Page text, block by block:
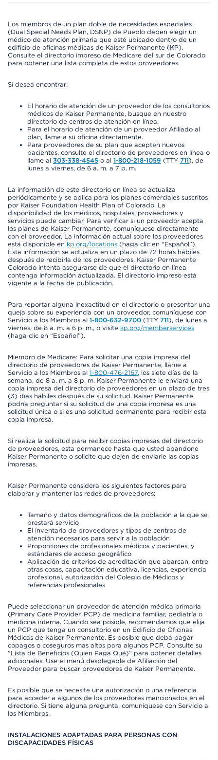
Los miembros de un plan doble de necesidades especiales
(Dual Special Needs Plan, DSNP) de Pueblo deben elegir un
médico de atención primaria que esté ubicado dentro de un
edificio de oficinas médicas de Kaiser Permanente (KP).
Consulte el directorio impreso de Medicare del sur de Colorado
para obtener una lista completa de estos proveedores.
Si desea encontrar:
El horario de atención de un proveedor de los consultorios
médicos de Kaiser Permanente, busque en nuestro
directorio de centros de atención en línea.
Para el horario de atención de un proveedor Afiliado al
plan, llame a su oficina directamente.
Para proveedores de su plan que acepten nuevos
pacientes, consulte el directorio de proveedores en línea o
llame al 303-338-4545 o al 1-800-218-1059 (TTY 711), de
lunes a viernes, de 6 a. m. a 7 p. m.
La información de este directorio en línea se actualiza
periódicamente y se aplica para los planes comerciales suscritos
por Kaiser Foundation Health Plan of Colorado. La
disponibilidad de los médicos, hospitales, proveedores y
servicios puede cambiar. Para verificar si un proveedor acepta
los planes de Kaiser Permanente, comuníquese directamente
con el proveedor. La información actual sobre los proveedores
está disponible en kp.org/locations (haga clic en “Español”).
Esta información se actualiza en un plazo de 72 horas hábiles
después de recibirla de los proveedores. Kaiser Permanente
Colorado intenta asegurarse de que el directorio en línea
contenga información actualizada. El directorio impreso está
vigente a la fecha de publicación.
Para reportar alguna inexactitud en el directorio o presentar una
queja sobre su experiencia con un proveedor, comuníquese con
Servicio a los Miembros al 1-800-632-9700 (TTY 711), de lunes a
viernes, de 8 a. m. a 6 p. m., o visite kp.org/memberservices
(haga clic en “Español”).
Miembro de Medicare: Para solicitar una copia impresa del
directorio de proveedores de Kaiser Permanente, llame a
Servicio a los Miembros al 1-800-476-2167, los siete días de la
semana, de 8 a. m. a 8 p. m. Kaiser Permanente le enviará una
copia impresa del directorio de proveedores en un plazo de tres
(3) días hábiles después de su solicitud. Kaiser Permanente
podría preguntar si su solicitud de una copia impresa es una
solicitud única o si es una solicitud permanente para recibir esta
copia impresa.
Si realiza la solicitud para recibir copias impresas del directorio
de proveedores, esta permanece hasta que usted abandone
Kaiser Permanente o solicite que dejen de enviarle las copias
impresas.
Kaiser Permanente considera los siguientes factores para
elaborar y mantener las redes de proveedores:
Tamaño y datos demográficos de la población a la que se
prestará servicio
El inventario de proveedores y tipos de centros de
atención necesarios para servir a la población
Proporciones de profesionales médicos y pacientes, y
estándares de acceso geográfico
Aplicación de criterios de acreditación que abarcan, entre
otras cosas, capacitación educativa, licencias, experiencia
profesional, autorización del Colegio de Médicos y
referencias profesionales
Puede seleccionar un proveedor de atención médica primaria
(Primary Care Provider, PCP) de medicina familiar, pediatría o
medicina interna. Cuando sea posible, recomendamos que elija
un PCP que tenga un consultorio en un Edificio de Oficinas
Médicas de Kaiser Permanente. Es posible que deba pagar
copagos o coseguros más altos para algunos PCP. Consulte su
“Lista de Beneficios (Quién Paga Qué)” para obtener detalles
adicionales. Use el menú desplegable de Afiliación del
Proveedor para buscar proveedores de Kaiser Permanente.
Es posible que se necesite una autorización o una referencia
para acceder a algunos de los proveedores mencionados en el
directorio. Si tiene alguna pregunta, comuníquese con Servicio a
los Miembros.
INSTALACIONES ADAPTADAS PARA PERSONAS CON
DISCAPACIDADES FÍSICAS